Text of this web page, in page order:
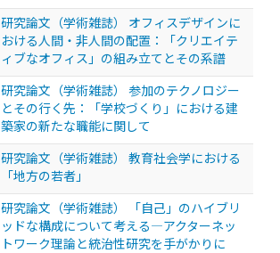
研究論文（学術雑誌） オフィスデザインに
おける人間・非人間の配置：「クリエイテ
ィブなオフィス」の組み立てとその系譜
研究論文（学術雑誌） 参加のテクノロジー
とその行く先：「学校づくり」における建
築家の新たな職能に関して
研究論文（学術雑誌） 教育社会学における
「地方の若者」
研究論文（学術雑誌） 「自己」のハイブリ
ッドな構成について考える—アクターネッ
トワーク理論と統治性研究を手がかりに